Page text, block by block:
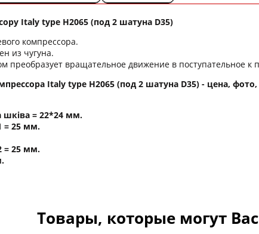
Italy type H2065 (под 2 шатуна D35)
компрессора.
из чугуна.
преобразует вращательное движение в поступательное
Italy type H2065 (под 2 шатуна D35) - цена,
шківа = 22*24 мм.
25 мм.
25 мм.
Товары, которые могут